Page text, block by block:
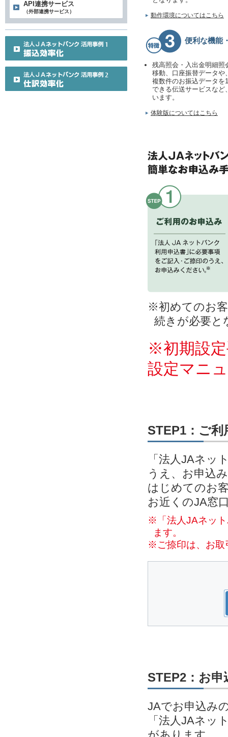
動作環境についてはこちら
便利な機能
残高照会・入出金明細照
移動、口座振替データや
複数件のお振込データを
できる伝送サービスなど
います。
体験版についてはこちら
※初めてのお
続きが必要と
※初期設
設定マニ
STEP1：ご利
「法人JAネッ
うえ、お申込
はじめてのお
お近くのJA窓
※「法人JAネット
ます。
※ご捺印は、お取
STEP2：お申
JAでお申込み
「法人JAネッ
API連携サービス
（外部連携サービス）